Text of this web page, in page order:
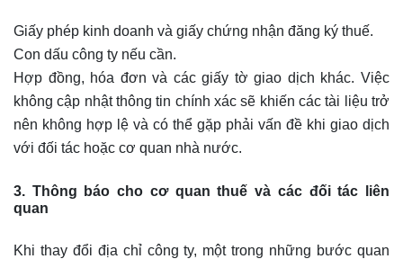
Giấy phép kinh doanh và giấy chứng nhận đăng ký thuế.
Con dấu công ty nếu cần.
Hợp đồng, hóa đơn và các giấy tờ giao dịch khác. Việc
không cập nhật thông tin chính xác sẽ khiến các tài liệu trở
nên không hợp lệ và có thể gặp phải vấn đề khi giao dịch
với đối tác hoặc cơ quan nhà nước.
3. Thông báo cho cơ quan thuế và các đối tác liên
quan
Khi thay đổi địa chỉ công ty, một trong những bước quan